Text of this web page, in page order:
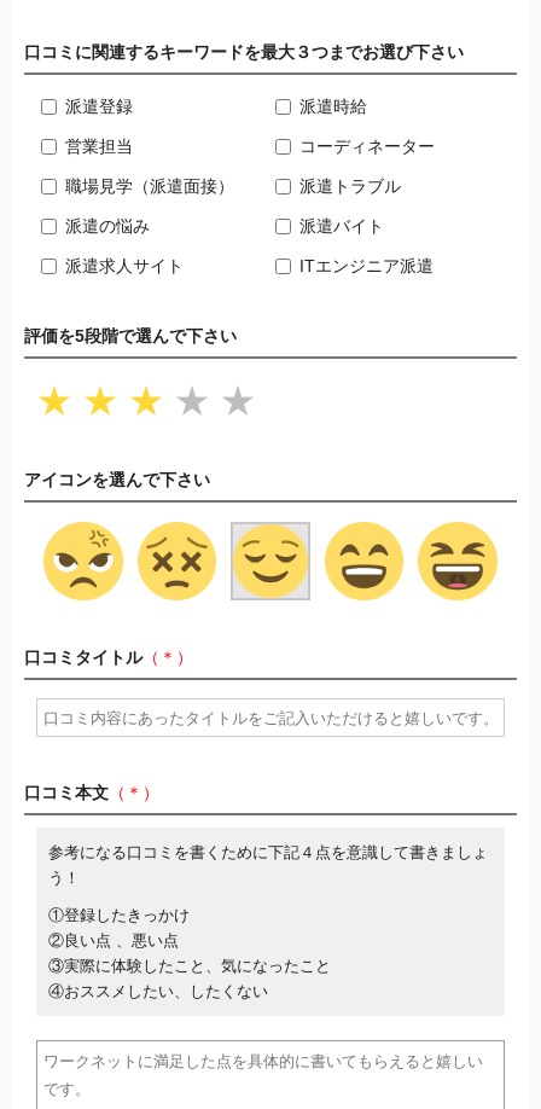
口コミに関連するキーワードを最大３つまでお選び下さい
派遣登録 派遣時給
営業担当 コーディネーター
職場見学（派遣面接） 派遣トラブル
派遣の悩み 派遣バイト
派遣求人サイト ITエンジニア派遣
評価を5段階で選んで下さい
★ ★ ★ ★ ★
アイコンを選んで下さい
口コミタイトル（＊）
口コミ本文 （＊）
参考になる口コミを書くために下記４点を意識して書きましょ
う！
①登録したきっかけ
②良い点 、悪い点
③実際に体験したこと、気になったこと
④おススメしたい、したくない